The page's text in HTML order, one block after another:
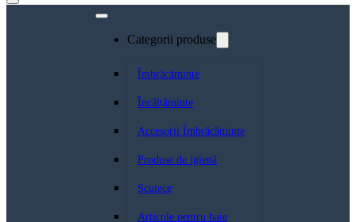
Categorii produse
Îmbrăcăminte
Încălțăminte
Accesorii Îmbrăcăminte
Produse de igienă
Scutece
Articole pentru baie